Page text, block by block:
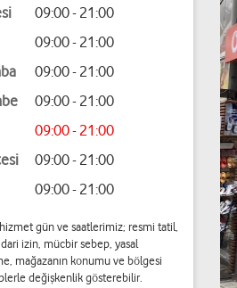
09:00 - 21:00
09:00 - 21:00
09:00 - 21:00
09:00 - 21:00
09:00 - 21:00
09:00 - 21:00
09:00 - 21:00
gün ve saatlerimiz; resmi tatil,
izin, mücbir sebep, yasal
mağazanın konumu ve bölgesi
değişkenlik gösterebilir.